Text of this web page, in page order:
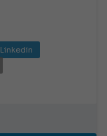
Linkedin